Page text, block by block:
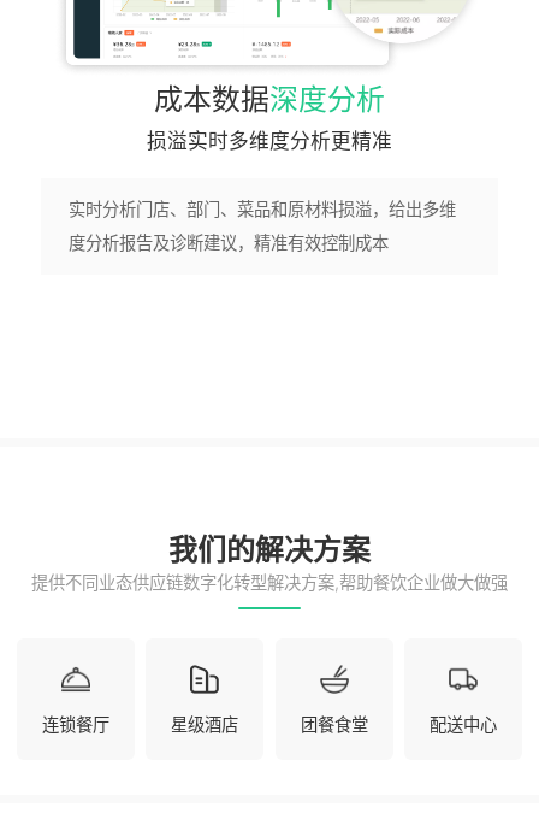
深度分析
时多维度分析更精准
门、菜品和原材料损溢，给出多维
建议，精准有效控制成本
我们的解决方案
提供不同业态供应链数字化转型解决方案,帮助餐饮企业做大做强
连锁餐厅 星级酒店 团餐食堂 配送中心